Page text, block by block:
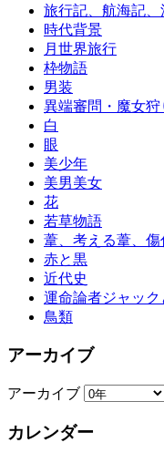
旅行記、航海記、
時代背景
月世界旅行
枠物語
男装
異端審問・魔女狩
白
眼
美少年
美男美女
花
若草物語
葦、考える葦、
赤と黒
近代史
運命論者ジャック
鳥類
アーカイブ
アーカイブ
カレンダー